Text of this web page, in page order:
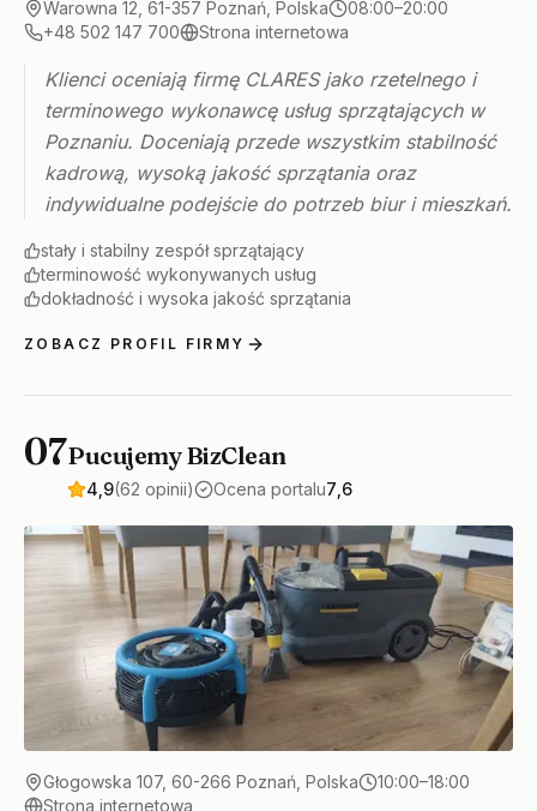
Warowna 12, 61-357 Poznań, Polska
08:00–20:00
+48 502 147 700
Strona internetowa
Klienci oceniają firmę CLARES jako rzetelnego i
terminowego wykonawcę usług sprzątających w
Poznaniu. Doceniają przede wszystkim stabilność
kadrową, wysoką jakość sprzątania oraz
indywidualne podejście do potrzeb biur i mieszkań.
stały i stabilny zespół sprzątający
terminowość wykonywanych usług
dokładność i wysoka jakość sprzątania
ZOBACZ PROFIL FIRMY
07Pucujemy BizClean
4,9(62 opinii) Ocena portalu7,6
Głogowska 107, 60-266 Poznań, Polska
10:00–18:00
Strona internetowa